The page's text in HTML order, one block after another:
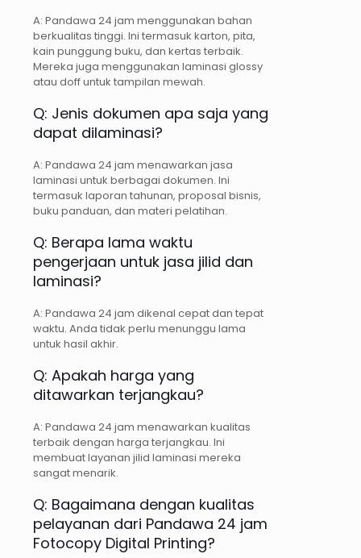
A: Pandawa 24 jam menggunakan bahan
berkualitas tinggi. Ini termasuk karton, pita,
kain punggung buku, dan kertas terbaik.
Mereka juga menggunakan laminasi glossy
atau doff untuk tampilan mewah.
Q: Jenis dokumen apa saja yang
dapat dilaminasi?
A: Pandawa 24 jam menawarkan jasa
laminasi untuk berbagai dokumen. Ini
termasuk laporan tahunan, proposal bisnis,
buku panduan, dan materi pelatihan.
Q: Berapa lama waktu
pengerjaan untuk jasa jilid dan
laminasi?
A: Pandawa 24 jam dikenal cepat dan tepat
waktu. Anda tidak perlu menunggu lama
untuk hasil akhir.
Q: Apakah harga yang
ditawarkan terjangkau?
A: Pandawa 24 jam menawarkan kualitas
terbaik dengan harga terjangkau. Ini
membuat layanan jilid laminasi mereka
sangat menarik.
Q: Bagaimana dengan kualitas
pelayanan dari Pandawa 24 jam
Fotocopy Digital Printing?